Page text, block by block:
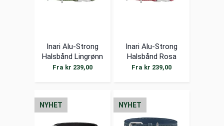
Inari Alu-Strong
Halsbånd Lingrønn
Fra kr 239,00
Inari Alu-Strong
Halsbånd Rosa
Fra kr 239,00
NYHET NYHET